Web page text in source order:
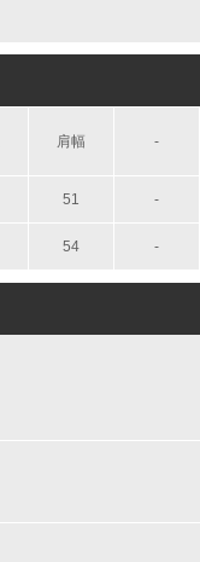
肩幅 -
51 -
54 -